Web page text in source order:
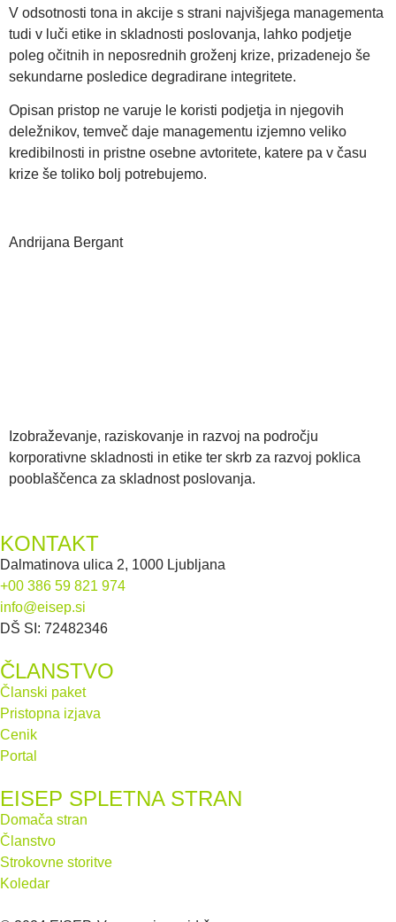
V odsotnosti tona in akcije s strani najvišjega managementa
tudi v luči etike in skladnosti poslovanja, lahko podjetje
poleg očitnih in neposrednih groženj krize, prizadenejo še
sekundarne posledice degradirane integritete.
Opisan pristop ne varuje le koristi podjetja in njegovih
deležnikov, temveč daje managementu izjemno veliko
kredibilnosti in pristne osebne avtoritete, katere pa v času
krize še toliko bolj potrebujemo.
Andrijana Bergant
Izobraževanje, raziskovanje in razvoj na področju
korporativne skladnosti in etike ter skrb za razvoj poklica
pooblaščenca za skladnost poslovanja.
KONTAKT
Dalmatinova ulica 2, 1000 Ljubljana
+00 386 59 821 974
info@eisep.si
DŠ SI: 72482346
ČLANSTVO
Članski paket
Pristopna izjava
Cenik
Portal
EISEP SPLETNA STRAN
Domača stran
Članstvo
Strokovne storitve
Koledar